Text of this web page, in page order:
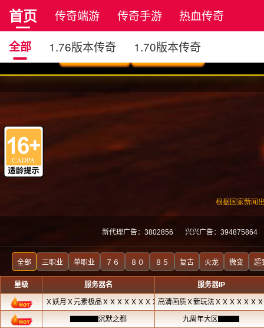
首页 传奇端游 传奇手游
热血传奇
正版传奇
全部 1.76版本传奇
1.70版本传奇
沉默版本传奇
小极品版传奇
星王合击版传奇
神器版本传奇
原始传奇